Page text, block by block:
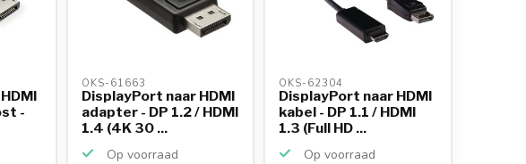
-
OKS-61663
DisplayPort naar HDMI
adapter - DP 1.2 / HDMI
1.4 (4K 30 ...
Op voorraad
OKS-62304
DisplayPort naar HDMI
kabel - DP 1.1 / HDMI
1.3 (Full HD ...
Op voorraad